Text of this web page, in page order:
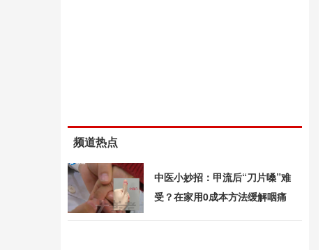
频道热点
中医小妙招：甲流后“刀片嗓”难
受？在家用0成本方法缓解咽痛